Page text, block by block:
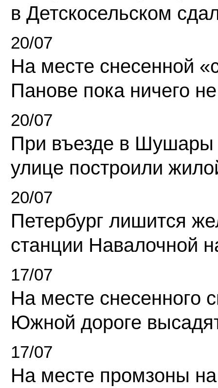
в Детскосельском
20/07
На месте снесенной
Панове пока ничего
20/07
При въезде в Шушары
улице построили
20/07
Петербург лишится
станции Навалочной
17/07
На месте снесенного
Южной дороге
17/07
На месте промзоны